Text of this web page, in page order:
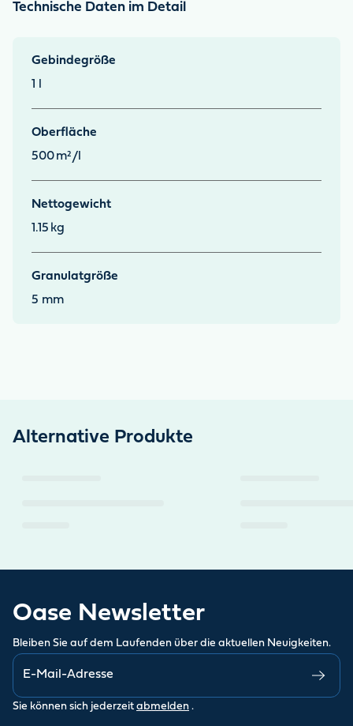
Technische Daten im Detail
Gebindegröße
1 l
Oberfläche
500 m²/l
Nettogewicht
1.15 kg
Granulatgröße
5 mm
Alternative Produkte
Oase Newsletter
Bleiben Sie auf dem Laufenden über die aktuellen Neuigkeiten.
Sie können sich jederzeit abmelden .